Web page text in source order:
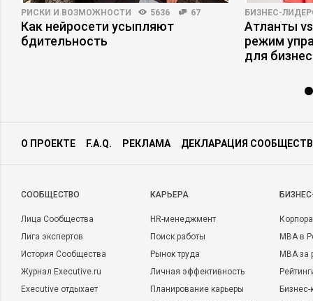
РИСКИ И ВОЗМОЖНОСТИ 5636 67
Как нейросети усыпляют
бдительность
БИЗНЕС-
Атланты
режим
для
О ПРОЕКТЕ F.A.Q. РЕКЛАМА ДЕКЛАРАЦИЯ
CООБЩЕСТВО
Лица Сообщества
Лига экспертов
История Сообщества
Журнал Executive.ru
Executive отдыхает
КАРЬЕРА
HR-менеджмент
Поиск работы
Рынок труда
Личная эффективность
Планирование карьеры
MBA в
MBA
Бизнес-